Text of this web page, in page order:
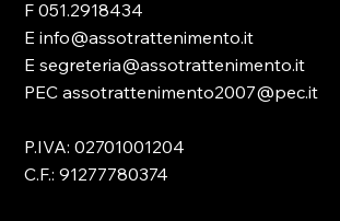
F 051.2918434
E info@assotrattenimento.it
E segreteria@assotrattenimento.it
PEC assotrattenimento2007@pec.it
P.IVA: 02701001204
C.F.: 91277780374